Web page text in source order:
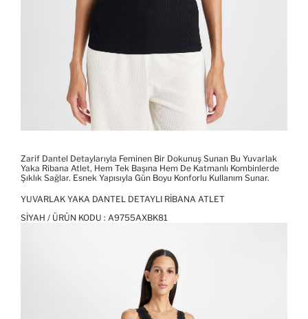
Zarif Dantel Detaylarıyla Feminen Bir Dokunuş Sunan Bu Yuvarlak
Yaka Ribana Atlet, Hem Tek Başına Hem De Katmanlı Kombinlerde
Şıklık Sağlar. Esnek Yapısıyla Gün Boyu Konforlu Kullanım Sunar.
YUVARLAK YAKA DANTEL DETAYLI RIBANA ATLET
SIYAH / ÜRÜN KODU : A9755AXBK81